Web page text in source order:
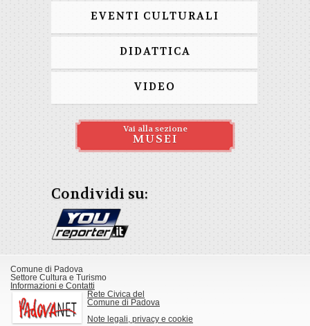
EVENTI CULTURALI
DIDATTICA
VIDEO
Vai alla sezione
MUSEI
Condividi su:
Comune di Padova
Settore Cultura e Turismo
Informazioni e Contatti
Rete Civica del
Comune di Padova
Note legali, privacy e cookie